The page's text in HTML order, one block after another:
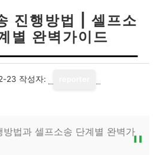
진행방법 | 셀프소
별 완벽가이드
23 작성자:
방법과 셀프소송 단계별 완벽가